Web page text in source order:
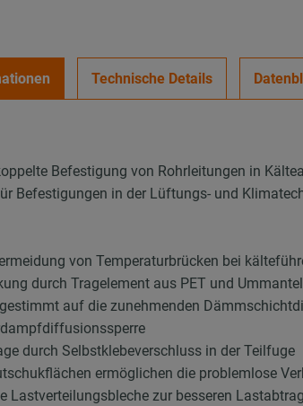
Technische Details
Befestigung von Rohrleitungen in
Befestigungen in der Lüftungs- und
von Temperaturbrücken bei
durch Tragelement aus PET und
auf die zunehmenden
durch Selbstklebeverschluss in der Teilfuge
ermöglichen die problemlose
Lastverteilungsbleche zur besseren